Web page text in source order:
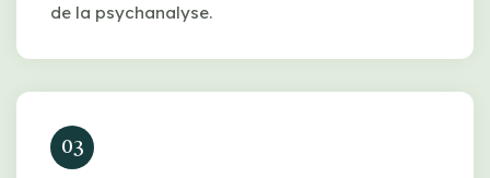
de la psychanalyse.
03